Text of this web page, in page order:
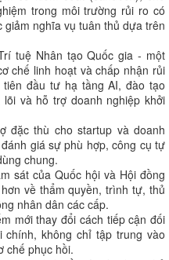
trong môi trường rủi ro có
nghĩa vụ tuân thủ dựa trên
tuệ Nhân tạo Quốc gia - một
chế linh hoạt và chấp nhận rủi
đầu tư hạ tầng AI, đào tạo
và hỗ trợ doanh nghiệp khởi
đặc thù cho startup và doanh
giá sự phù hợp, công cụ tự
chung.
sát của Quốc hội và Hội đồng
về thẩm quyền, trình tự, thủ
nhân dân các cấp.
mới thay đổi cách tiếp cận đối
không chỉ tập trung vào
chế phục hồi.